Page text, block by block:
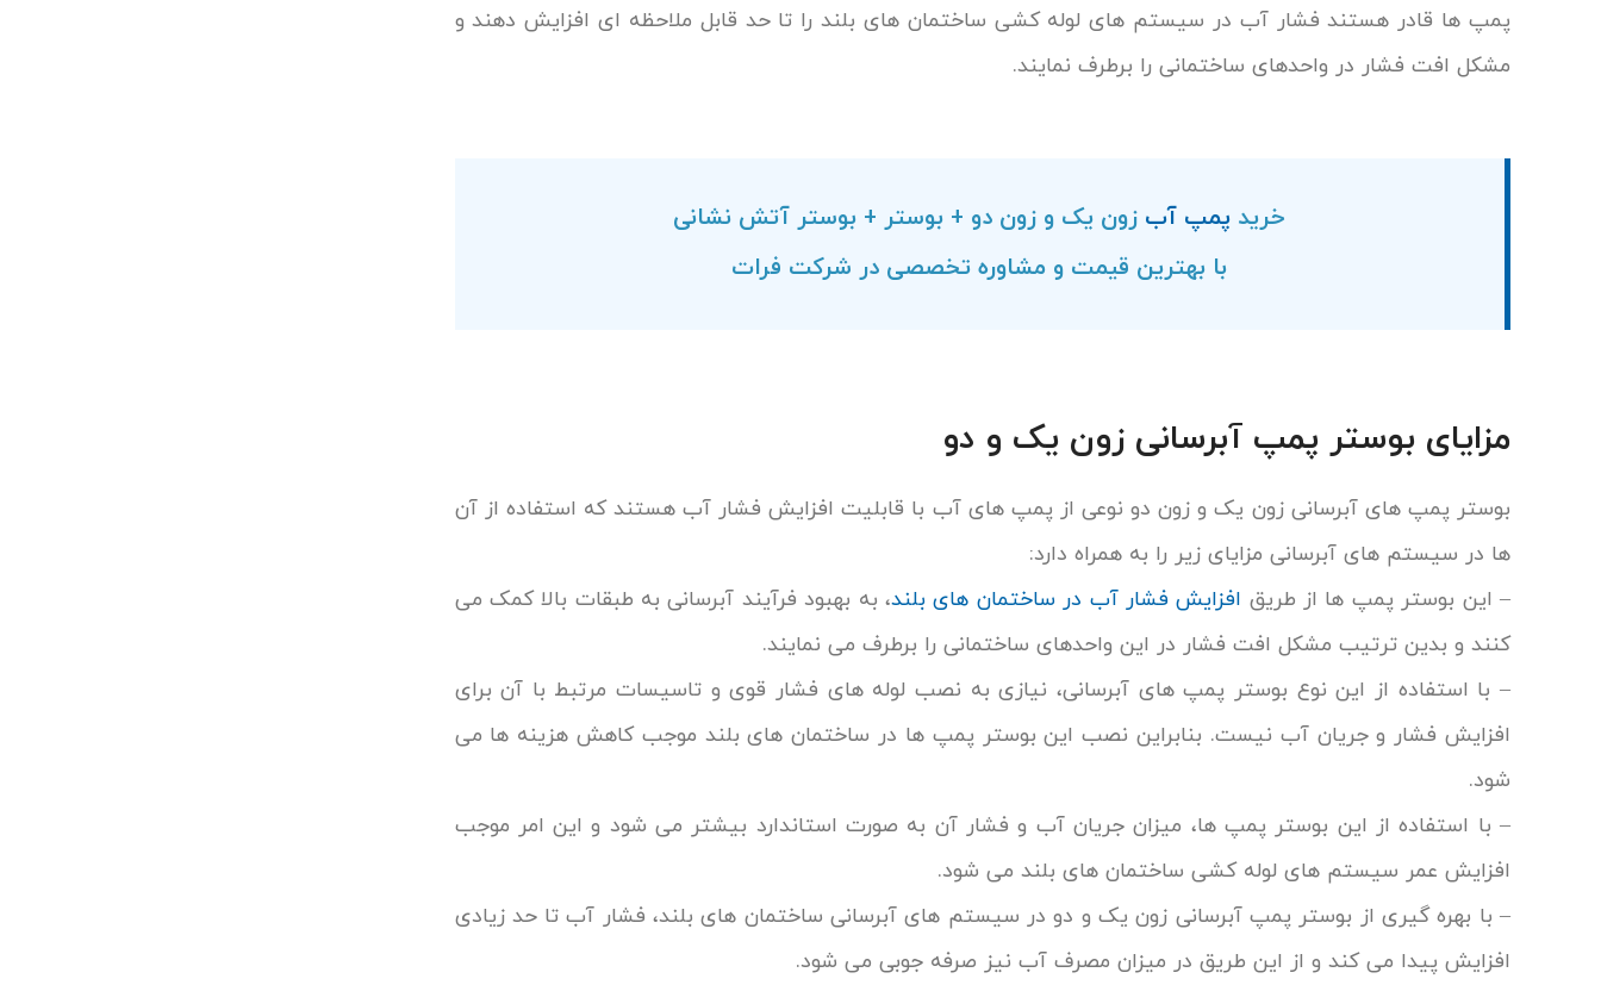
پمپ ها قادر هستند فشار آب در سیستم های لوله کشی ساختمان های بلند را تا حد قابل ملاحظه ای افزایش دهند و
مشکل افت فشار در واحدهای ساختمانی را برطرف نمایند.
خرید پمپ آب زون یک و زون دو + بوستر + بوستر آتش نشانی
با بهترین قیمت و مشاوره تخصصی در شرکت فرات
مزایای بوستر پمپ آبرسانی زون یک و دو‌
بوستر پمپ های آبرسانی زون یک و زون دو نوعی از پمپ های آب با قابلیت افزایش فشار آب هستند که استفاده از آن
ها در سیستم های آبرسانی مزایای زیر را به همراه دارد:
– این بوستر پمپ ها از طریق افزایش فشار آب در ساختمان های بلند، به بهبود فرآیند آبرسانی به طبقات بالا کمک می
کنند و بدین ترتیب مشکل افت فشار در این واحدهای ساختمانی را برطرف می نمایند.
– با استفاده از این نوع بوستر پمپ های آبرسانی، نیازی به نصب لوله های فشار قوی و تاسیسات مرتبط با آن برای
افزایش فشار و جریان آب نیست. بنابراین نصب این بوستر پمپ ها در ساختمان های بلند موجب کاهش هزینه ها می
شود.
– با استفاده از این بوستر پمپ ها، میزان جریان آب و فشار آن به صورت استاندارد بیشتر می شود و این امر موجب
افزایش عمر سیستم های لوله کشی ساختمان های بلند می شود.
– با بهره گیری از بوستر پمپ آبرسانی زون یک و دو در سیستم های آبرسانی ساختمان های بلند، فشار آب تا حد زیادی
افزایش پیدا می کند و از این طریق در میزان مصرف آب نیز صرفه جوبی می شود.